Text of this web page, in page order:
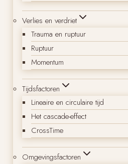
Verlies en verdriet
Trauma en ruptuur
Ruptuur
Momentum
Tijdsfactoren
Lineaire en circulaire tijd
Het cascade-effect
CrossTime
Omgevingsfactoren